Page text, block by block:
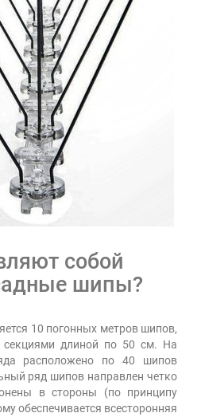
собой
шипы?
10 погонных метров шипов,
секциями длиной по 50 см. На
расположено по 40 шипов
ряд шипов направлен четко
в стороны (по принципу
обеспечивается всесторонняя